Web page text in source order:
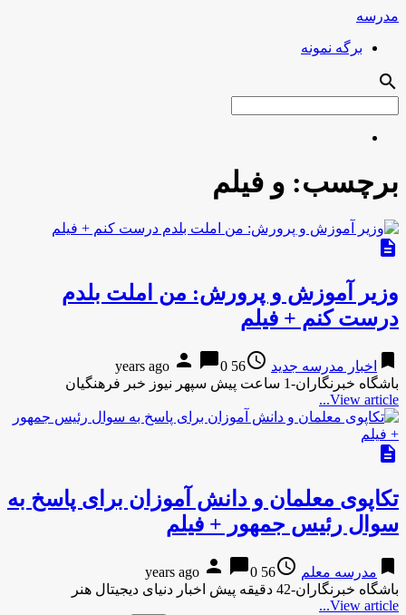
مدرسه
برگه نمونه
search
برچسب: و فیلم
description
وزیر آموزش و پرورش: من املت بلدم
درست کنم + فیلم
bookmark اخبار مدرسه جدید access_time
56 years ago
person chat_bubble0
باشگاه خبرنگاران-1 ساعت پیش سپهر نیوز خبر فرهنگیان
View article...
description
تکاپوی معلمان و دانش آموزان برای پاسخ به
سوال رئیس جمهور + فیلم
bookmark مدرسه معلم access_time
56 years ago
person chat_bubble0
باشگاه خبرنگاران-42 دقیقه پیش اخبار دنیای دیجیتال هنر
View article...